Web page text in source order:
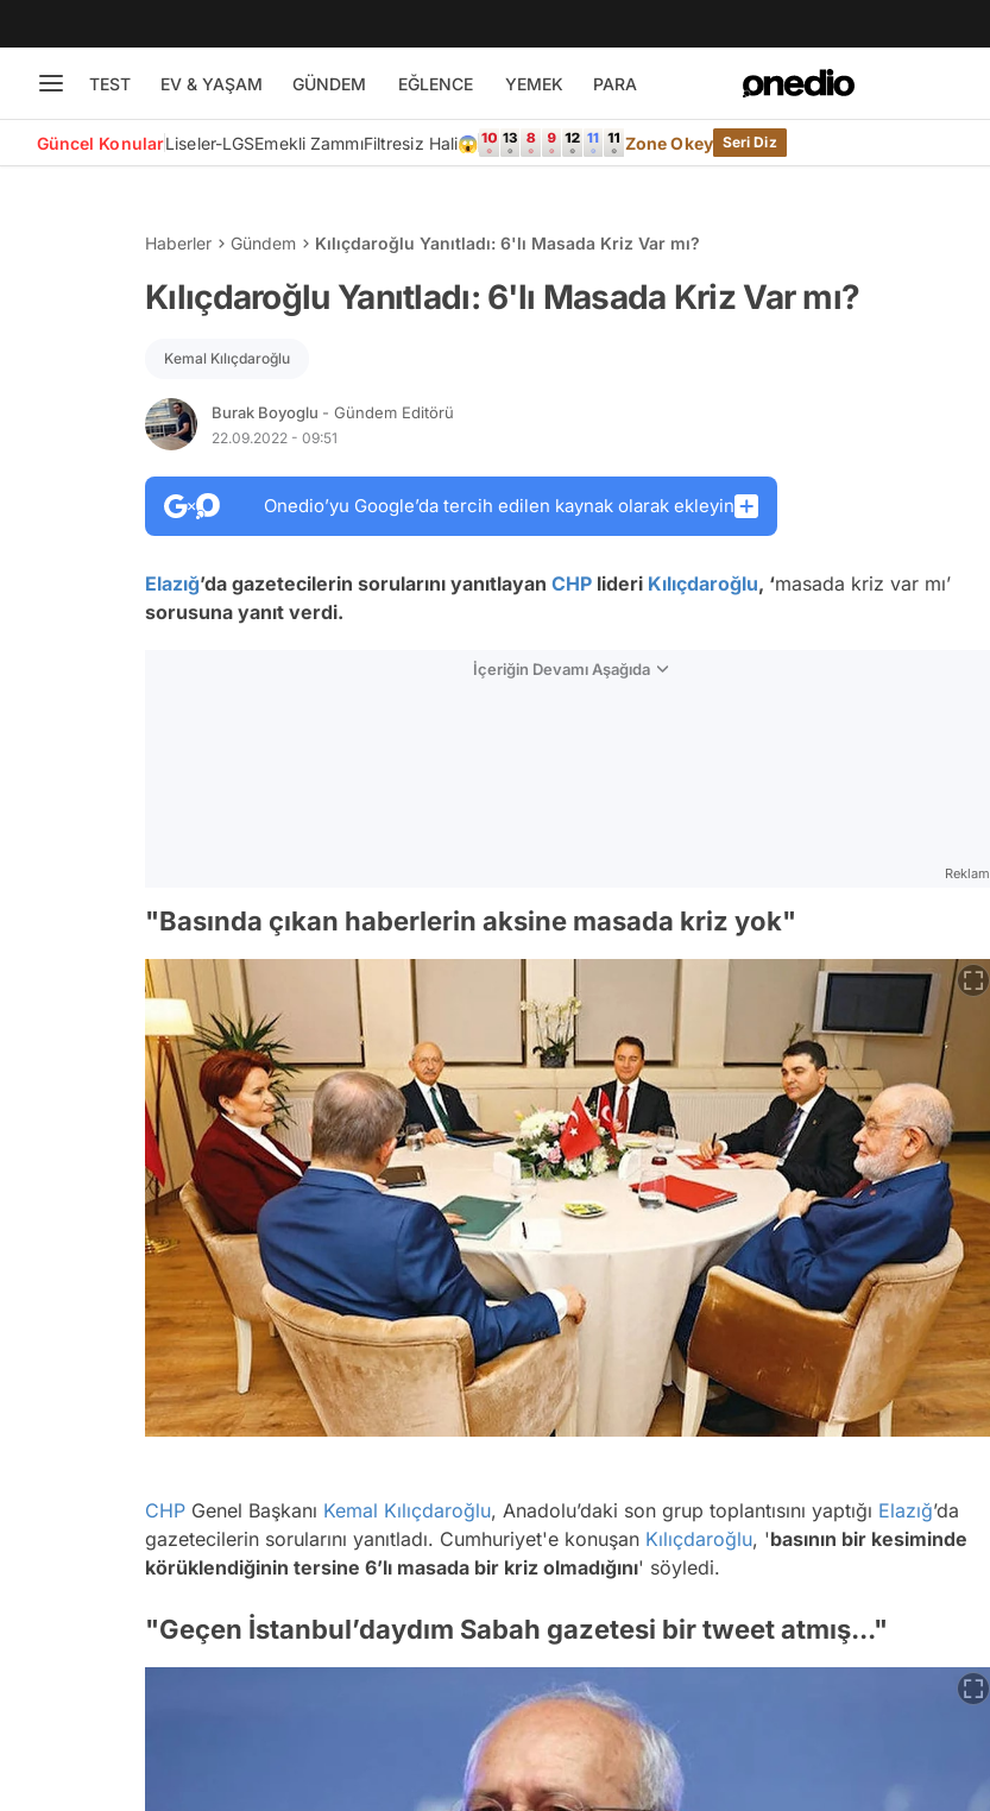
TEST EV & YAŞAM GÜNDEM EĞLENCE YEMEK PARA
Güncel KonularLiseler-LGSEmekli ZammıFiltresiz Hali😱 Zone Okey Seri Diz
Haberler Gündem Kılıçdaroğlu Yanıtladı: 6'lı Masada Kriz Var mı?
Kılıçdaroğlu Yanıtladı: 6'lı Masada Kriz Var mı?
Kemal Kılıçdaroğlu
Burak Boyoglu - Gündem Editörü
22.09.2022 - 09:51
Onedio’yu Google’da tercih edilen kaynak olarak ekleyin
Elazığ’da gazetecilerin sorularını yanıtlayan CHP lideri Kılıçdaroğlu, ‘masada kriz var mı’
sorusuna yanıt verdi.
İçeriğin Devamı Aşağıda
Reklam
"Basında çıkan haberlerin aksine masada kriz yok"
CHP Genel Başkanı Kemal Kılıçdaroğlu, Anadolu’daki son grup toplantısını yaptığı Elazığ’da
gazetecilerin sorularını yanıtladı. Cumhuriyet'e konuşan Kılıçdaroğlu, 'basının bir kesiminde
körüklendiğinin tersine 6’lı masada bir kriz olmadığını' söyledi.
"Geçen İstanbul’daydım Sabah gazetesi bir tweet atmış..."